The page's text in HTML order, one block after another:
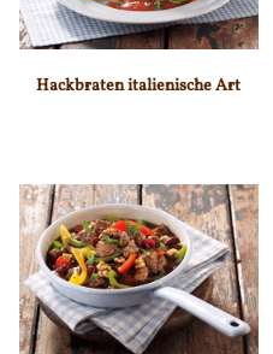
Hackbraten italienische Art